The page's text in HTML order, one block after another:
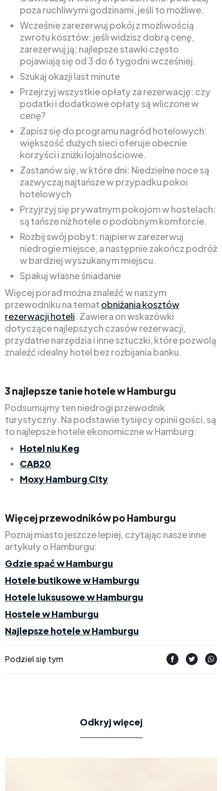
poza ruchliwymi godzinami, jeśli to możliwe.
Wcześnie zarezerwuj pokój z możliwością
zwrotu kosztów: jeśli widzisz dobrą cenę,
zarezerwuj ją; najlepsze stawki często
pojawiają się od 3 do 6 tygodni wcześniej.
Szukaj okazji last minute
Przejrzyj wszystkie opłaty za rezerwację: czy
podatki i dodatkowe opłaty są wliczone w
cenę?
Zapisz się do programu nagród hotelowych:
większość dużych sieci oferuje obecnie
korzyści i zniżki lojalnościowe.
Zastanów się, w które dni: Niedzielne noce są
zazwyczaj najtańsze w przypadku pokoi
hotelowych
Przyjrzyj się prywatnym pokojom w hostelach:
są tańsze niż hotele o podobnym komforcie.
Rozbij swój pobyt: najpierw zarezerwuj
niedrogie miejsce, a następnie zakończ podróż
w bardziej wyszukanym miejscu.
Spakuj własne śniadanie
Więcej porad można znaleźć w naszym
przewodniku na temat obniżania kosztów
rezerwacji hoteli. Zawiera on wskazówki
dotyczące najlepszych czasów rezerwacji,
przydatne narzędzia i inne sztuczki, które pozwolą
znaleźć idealny hotel bez rozbijania banku.
3 najlepsze tanie hotele w Hamburgu
Podsumujmy ten niedrogi przewodnik
turystyczny. Na podstawie tysięcy opinii gości, są
to najlepsze hotele ekonomiczne w Hamburg:
Hotel niu Keg
CAB20
Moxy Hamburg City
Więcej przewodników po Hamburgu
Poznaj miasto jeszcze lepiej, czytając nasze inne
artykuły o Hamburgu:
Gdzie spać w Hamburgu
Hotele butikowe w Hamburgu
Hotele luksusowe w Hamburgu
Hostele w Hamburgu
Najlepsze hotele w Hamburgu
Podziel się tym
Odkryj więcej